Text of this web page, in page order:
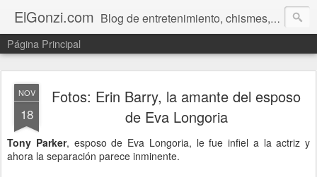
ElGonzi.com Blog de entretenimiento, chismes, humor, farándula, curiosidades, ovnis, noticias calientes, fotos, videos, paranormal y ¡más!
Página Principal
NOV
18
Fotos: Erin Barry, la amante del esposo
de Eva Longoria
Tony Parker, esposo de Eva Longoria, le fue infiel a la actriz y
ahora la separación parece inminente.